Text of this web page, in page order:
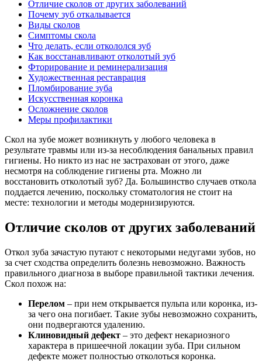
Отличие сколов от других заболеваний
Почему зуб откалывается
Виды сколов
Симптомы скола
Что делать, если откололся зуб
Как восстанавливают отколотый зуб
Фторирование и реминерализация
Художественная реставрация
Пломбирование зуба
Искусственная коронка
Осложнение сколов
Меры профилактики
Скол на зубе может возникнуть у любого человека в
результате травмы или из-за несоблюдения банальных правил
гигиены. Но никто из нас не застрахован от этого, даже
несмотря на соблюдение гигиены рта. Можно ли
восстановить отколотый зуб? Да. Большинство случаев откола
поддается лечению, поскольку стоматология не стоит на
месте: технологии и методы модернизируются.
Отличие сколов от других заболеваний
Откол зуба зачастую путают с некоторыми недугами зубов, но
за счет сходства определить болезнь невозможно. Важность
правильного диагноза в выборе правильной тактики лечения.
Скол похож на:
Перелом – при нем открывается пульпа или коронка, из-
за чего она погибает. Такие зубы невозможно сохранить,
они подвергаются удалению.
Клиновидный дефект – это дефект некариозного
характера в пришеечной локации зуба. При сильном
дефекте может полностью отколоться коронка.